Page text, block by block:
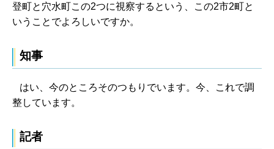
登町と穴水町この2つに視察するという、この2市2町と
いうことでよろしいですか。
知事
はい、今のところそのつもりでいます。今、これで調
整しています。
記者